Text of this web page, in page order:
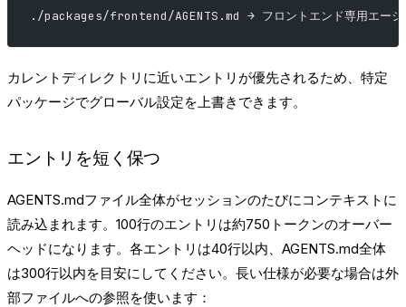
./packages/frontend/AGENTS.md → フロントエンド専用エージ
カレントディレクトリに近いエントリが優先されるため、特定
パッケージでグローバル設定を上書きできます。
エントリを短く保つ
AGENTS.mdファイル全体がセッションのたびにコンテキストに
読み込まれます。100行のエントリは約750トークンのオーバー
ヘッドになります。各エントリは40行以内、AGENTS.md全体
は300行以内を目安にしてください。長い仕様が必要な場合は外
部ファイルへの参照を使います：